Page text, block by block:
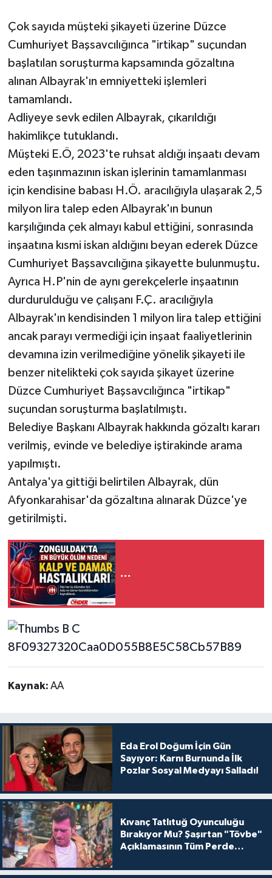
Çok sayıda müşteki şikayeti üzerine Düzce
Cumhuriyet Başsavcılığınca "irtikap" suçundan
başlatılan soruşturma kapsamında gözaltına
alınan Albayrak'ın emniyetteki işlemleri
tamamlandı.
Adliyeye sevk edilen Albayrak, çıkarıldığı
hakimlikçe tutuklandı.
Müşteki E.Ö, 2023'te ruhsat aldığı inşaatı devam
eden taşınmazının iskan işlerinin tamamlanması
için kendisine babası H.Ö. aracılığıyla ulaşarak 2,5
milyon lira talep eden Albayrak'ın bunun
karşılığında çek almayı kabul ettiğini, sonrasında
inşaatına kısmi iskan aldığını beyan ederek Düzce
Cumhuriyet Başsavcılığına şikayette bulunmuştu.
Ayrıca H.P'nin de aynı gerekçelerle inşaatının
durdurulduğu ve çalışanı F.Ç. aracılığıyla
Albayrak'ın kendisinden 1 milyon lira talep ettiğini
ancak parayı vermediği için inşaat faaliyetlerinin
devamına izin verilmediğine yönelik şikayeti ile
benzer nitelikteki çok sayıda şikayet üzerine
Düzce Cumhuriyet Başsavcılığınca "irtikap"
suçundan soruşturma başlatılmıştı.
Belediye Başkanı Albayrak hakkında gözaltı kararı
verilmiş, evinde ve belediye iştirakinde arama
yapılmıştı.
Antalya'ya gittiği belirtilen Albayrak, dün
Afyonkarahisar'da gözaltına alınarak Düzce'ye
getirilmişti.
...
Kaynak: AA
Eda Erol Doğum İçin Gün
Sayıyor: Karnı Burnunda İlk
Pozlar Sosyal Medyayı Salladı!
Kıvanç Tatlıtuğ Oyunculuğu
Bırakıyor Mu? Şaşırtan "Tövbe"
Açıklamasının Tüm Perde